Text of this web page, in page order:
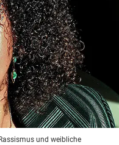
und weibliche